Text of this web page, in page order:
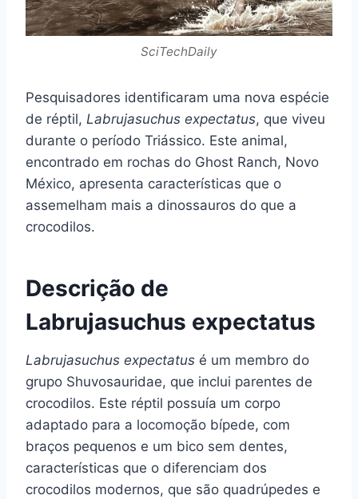
SciTechDaily
Pesquisadores identificaram uma nova espécie
de réptil, Labrujasuchus expectatus, que viveu
durante o período Triássico. Este animal,
encontrado em rochas do Ghost Ranch, Novo
México, apresenta características que o
assemelham mais a dinossauros do que a
crocodilos.
Descrição de
Labrujasuchus expectatus
Labrujasuchus expectatus é um membro do
grupo Shuvosauridae, que inclui parentes de
crocodilos. Este réptil possuía um corpo
adaptado para a locomoção bípede, com
braços pequenos e um bico sem dentes,
características que o diferenciam dos
crocodilos modernos, que são quadrúpedes e